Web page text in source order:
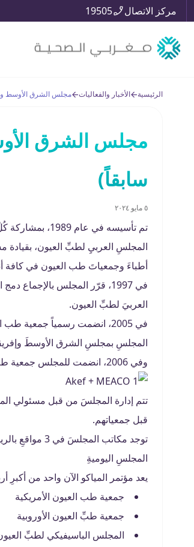
مركز الاتصال 19505
الرئيسية الأخبار والفعاليات مجلس الشرق الأوسط
مجلس الشرق
سابقاً)
٥ مايو ٢٠٢٤
تم تأسيسه في
المجلسِ العربيِ لطبِّ العيون،
أطباءَ وجمعياتَ طب العيون في كافة
في 1997، قرّر المجلس
العربيَ لطبِّ العيون.
المجلسِ بمجلسِ الشرق الأوسطَ
وفي 2006، انضمت للمجلس جمعية طبِّ العيون التركية.
تتم إدارة المجلسَ من قبل مسئولي
قبل جمعياتهم.
توجد مكاتب
المجلسِ اليوميةِ
يعد مؤتمر المياكو الآن واحد من
جمعية طب العيون الأمريكية
جمعية طبِّ العيون الأوروبية
المجلس الباسيفيكي لطبِّ